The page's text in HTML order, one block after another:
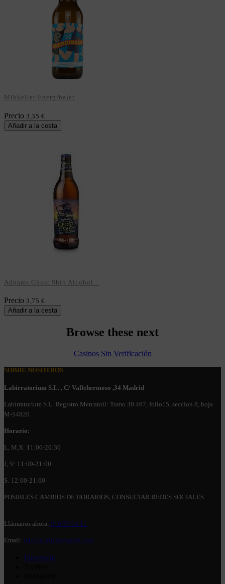
Mikkeller Energibajer
Precio 3,35 €
Añadir a la cesta
Adnams Ghost Ship Alcohol...
Precio 3,75 €
Añadir a la cesta
Browse these next
Casinos Sin Verificación
SOBRE NOSOTROS
Labirratorium S.L. , C/ Vallehermoso ,34 Madrid
Labirratorium S.L. Registro Mercantil: Tomo 30.467, folio15, seccion 8, hoja
M-54820
Horario:
L, M,X: 11:00-20:30
J, V: 11:00-21:00
S: 12:00-21:00
POSIBLES CAMBIOS DE HORARIOS, CONSULTAR REDES SOCIALES
Llámanos ahora: 910 59 94 11
Email: labirratorium@gmail.com
Facebook